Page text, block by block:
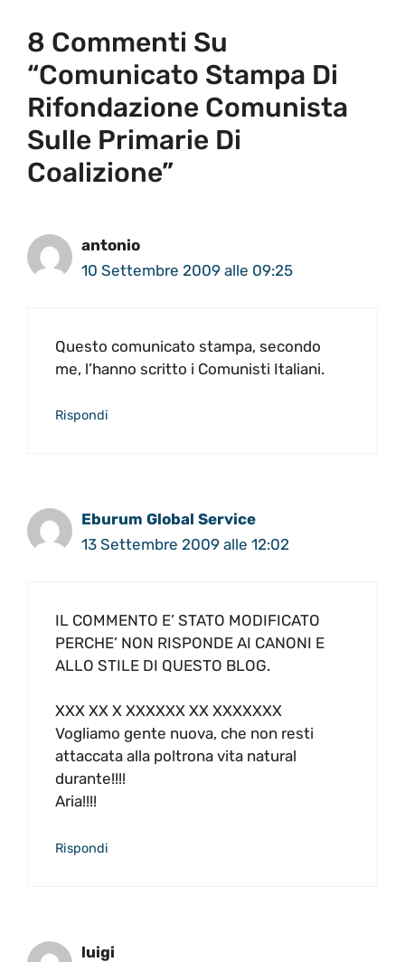
8 Commenti Su
“Comunicato Stampa Di
Rifondazione Comunista
Sulle Primarie Di
Coalizione”
antonio
10 Settembre 2009 alle 09:25
Questo comunicato stampa, secondo
me, l’hanno scritto i Comunisti Italiani.
Rispondi
Eburum Global Service
13 Settembre 2009 alle 12:02
IL COMMENTO E’ STATO MODIFICATO
PERCHE’ NON RISPONDE AI CANONI E
ALLO STILE DI QUESTO BLOG.
XXX XX X XXXXXX XX XXXXXXX
Vogliamo gente nuova, che non resti
attaccata alla poltrona vita natural
durante!!!!
Aria!!!!
Rispondi
luigi